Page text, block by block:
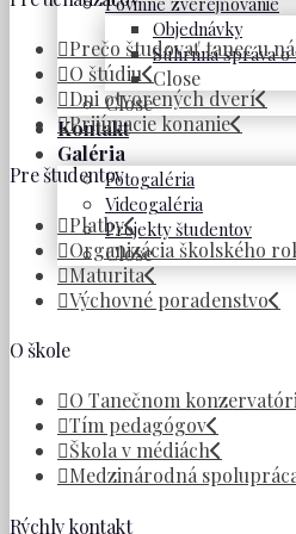
Objednávky
Súhrnná správa
Close
Close
Kontakt
Galéria
Fotogaléria
Videogaléria
Projekty študentov
Close
Prečo študovať tanec u
O štúdiu
Dni otvorených dverí
Prijímacie konanie
Pre študentov
Platby
Organizácia školského
Maturita
Výchovné poradenstvo
O škole
O Tanečnom
Tím pedagógov
Škola v médiách
Medzinárodná
Rýchly kontakt